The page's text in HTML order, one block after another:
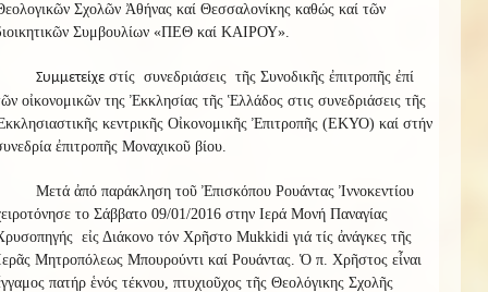
Σχολῶν Ἀθήνας καί Θεσσαλονίκης καθώς καί τῶν
Συμβουλίων «ΠΕΘ καί ΚΑΙΡΟΥ».
Συμμετείχεστίς συνεδριάσεις τῆς Συνοδικῆς ἐπιτροπῆς ἐπί
οἰκονομικῶν της Ἐκκλησίας τῆς Ἑλλάδος στις συνεδριάσεις τῆς
κεντρικῆς Οἰκονομικῆς Ἐπιτροπῆς (ΕΚΥΟ) καί στήν
ἐπιτροπῆς Μοναχικοῦ βίου.
Μετά ἀπό παράκληση τοῦ Ἐπισκόπου Ρουάντας Ἰννοκεντίου
το Σάββατο 09/01/2016 στην Ιερά Μονή Παναγίας
εἰς Διάκονο τόν Χρῆστο Mukkidi γιά τίς ἀνάγκες τῆς
Μητροπόλεως Μπουρούντι καί Ρουάντας. Ὁ π. Χρῆστος εἶναι
πατήρ ἑνός τέκνου, πτυχιοῦχος τῆς Θεολόγικης Σχολῆς